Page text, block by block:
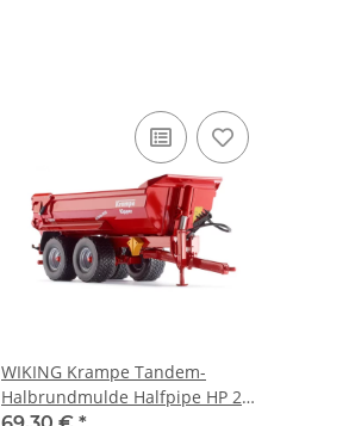
WIKING Krampe Tandem-
Halbrundmulde Halfpipe HP 20